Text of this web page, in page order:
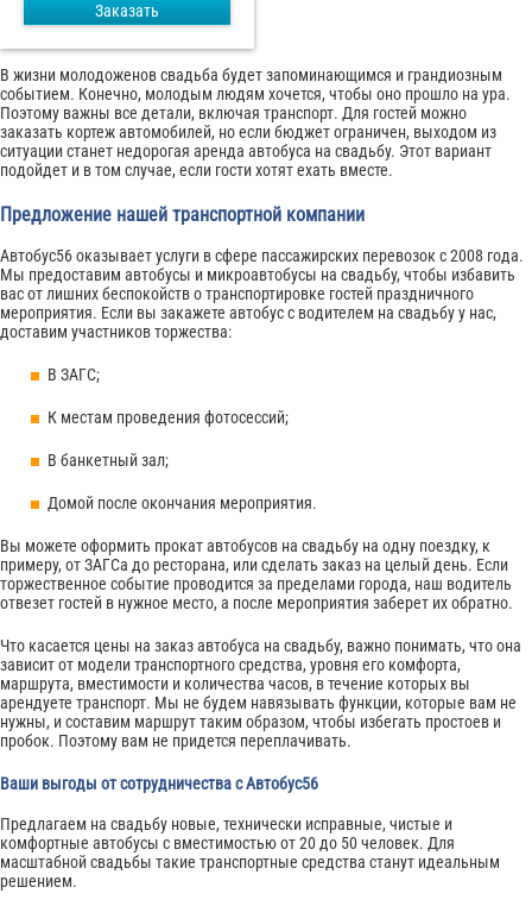
Заказать
В жизни молодоженов свадьба будет запоминающимся и грандиозным
событием. Конечно, молодым людям хочется, чтобы оно прошло на ура.
Поэтому важны все детали, включая транспорт. Для гостей можно
заказать кортеж автомобилей, но если бюджет ограничен, выходом из
ситуации станет недорогая аренда автобуса на свадьбу. Этот вариант
подойдет и в том случае, если гости хотят ехать вместе.
Предложение нашей транспортной компании
Автобус56 оказывает услуги в сфере пассажирских перевозок с 2008 года.
Мы предоставим автобусы и микроавтобусы на свадьбу, чтобы избавить
вас от лишних беспокойств о транспортировке гостей праздничного
мероприятия. Если вы закажете автобус с водителем на свадьбу у нас,
доставим участников торжества:
В ЗАГС;
К местам проведения фотосессий;
В банкетный зал;
Домой после окончания мероприятия.
Вы можете оформить прокат автобусов на свадьбу на одну поездку, к
примеру, от ЗАГСа до ресторана, или сделать заказ на целый день. Если
торжественное событие проводится за пределами города, наш водитель
отвезет гостей в нужное место, а после мероприятия заберет их обратно.
Что касается цены на заказ автобуса на свадьбу, важно понимать, что она
зависит от модели транспортного средства, уровня его комфорта,
маршрута, вместимости и количества часов, в течение которых вы
арендуете транспорт. Мы не будем навязывать функции, которые вам не
нужны, и составим маршрут таким образом, чтобы избегать простоев и
пробок. Поэтому вам не придется переплачивать.
Ваши выгоды от сотрудничества с Автобус56
Предлагаем на свадьбу новые, технически исправные, чистые и
комфортные автобусы с вместимостью от 20 до 50 человек. Для
масштабной свадьбы такие транспортные средства станут идеальным
решением.